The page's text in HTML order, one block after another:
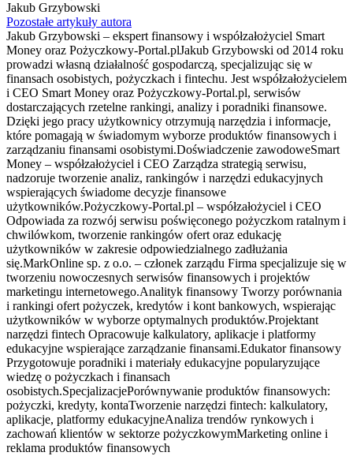
Jakub Grzybowski
Pozostałe artykuły autora
Jakub Grzybowski – ekspert finansowy i współzałożyciel Smart
Money oraz Pożyczkowy-Portal.plJakub Grzybowski od 2014 roku
prowadzi własną działalność gospodarczą, specjalizując się w
finansach osobistych, pożyczkach i fintechu. Jest współzałożycielem
i CEO Smart Money oraz Pożyczkowy-Portal.pl, serwisów
dostarczających rzetelne rankingi, analizy i poradniki finansowe.
Dzięki jego pracy użytkownicy otrzymują narzędzia i informacje,
które pomagają w świadomym wyborze produktów finansowych i
zarządzaniu finansami osobistymi.Doświadczenie zawodoweSmart
Money – współzałożyciel i CEO Zarządza strategią serwisu,
nadzoruje tworzenie analiz, rankingów i narzędzi edukacyjnych
wspierających świadome decyzje finansowe
użytkowników.Pożyczkowy-Portal.pl – współzałożyciel i CEO
Odpowiada za rozwój serwisu poświęconego pożyczkom ratalnym i
chwilówkom, tworzenie rankingów ofert oraz edukację
użytkowników w zakresie odpowiedzialnego zadłużania
się.MarkOnline sp. z o.o. – członek zarządu Firma specjalizuje się w
tworzeniu nowoczesnych serwisów finansowych i projektów
marketingu internetowego.Analityk finansowy Tworzy porównania
i rankingi ofert pożyczek, kredytów i kont bankowych, wspierając
użytkowników w wyborze optymalnych produktów.Projektant
narzędzi fintech Opracowuje kalkulatory, aplikacje i platformy
edukacyjne wspierające zarządzanie finansami.Edukator finansowy
Przygotowuje poradniki i materiały edukacyjne popularyzujące
wiedzę o pożyczkach i finansach
osobistych.SpecjalizacjePorównywanie produktów finansowych:
pożyczki, kredyty, kontaTworzenie narzędzi fintech: kalkulatory,
aplikacje, platformy edukacyjneAnaliza trendów rynkowych i
zachowań klientów w sektorze pożyczkowymMarketing online i
reklama produktów finansowych